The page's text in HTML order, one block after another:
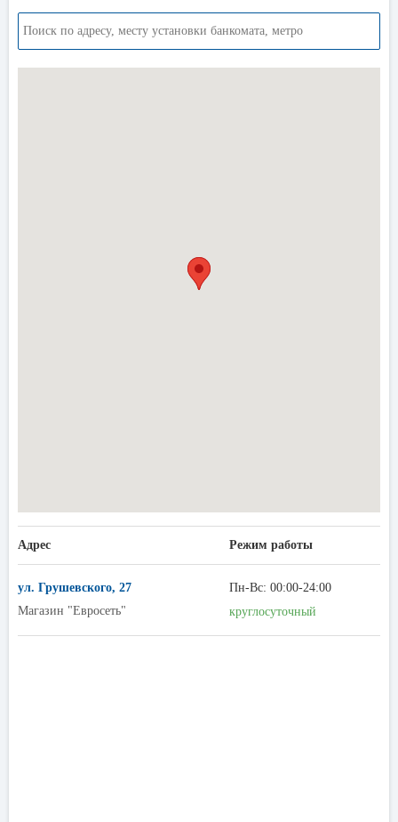
Адрес Режим работы
ул. Грушевского, 27
Магазин "Евросеть"
Пн-Вс: 00:00-24:00
круглосуточный